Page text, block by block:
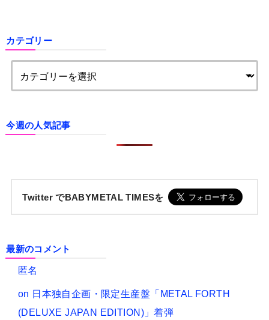
カテゴリー
今週の人気記事
Twitter でBABYMETAL TIMESを
最新のコメント
匿名
on 日本独自企画・限定生産盤「METAL FORTH
(DELUXE JAPAN EDITION)」着弾